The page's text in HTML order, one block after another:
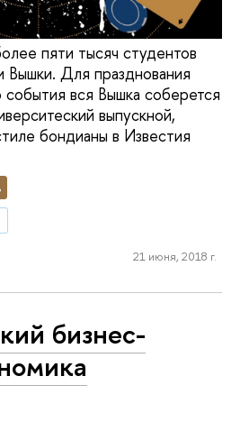
пяти тысяч студентов
Вышки. Для празднования
события вся Вышка соберется
выпускной,
бондианы в Известия
21 июня, 2018 г.
бизнес-